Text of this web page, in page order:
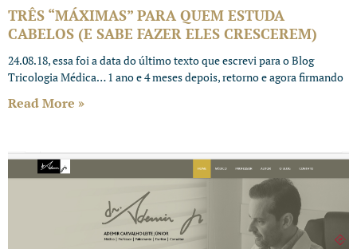
TRÊS “MÁXIMAS” PARA QUEM ESTUDA
CABELOS (E SABE FAZER ELES CRESCEREM)
24.08.18, essa foi a data do último texto que escrevi para o Blog
Tricologia Médica… 1 ano e 4 meses depois, retorno e agora firmando
Read More »